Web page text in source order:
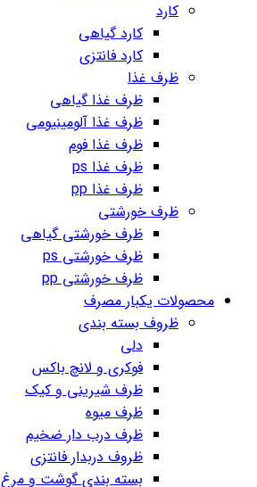
کارد
کارد گیاهی
کارد فانتزی
ظرف غذا
ظرف غذا گیاهی
ظرف غذا آلومینیومی
ظرف غذا فوم
ظرف غذا ps
ظرف غذا pp
ظرف خورشتی
ظرف خورشتی گیاهی
ظرف خورشتی ps
ظرف خورشتی pp
محصولات یکبار مصرف
ظروف بسته بندی
دلی
فوکری و لانچ باکس
ظرف شیرینی و کیک
ظرف میوه
ظرف درب دار ضخیم
ظروف دربدار فانتزی
بسته بندی گوشت و مرغ